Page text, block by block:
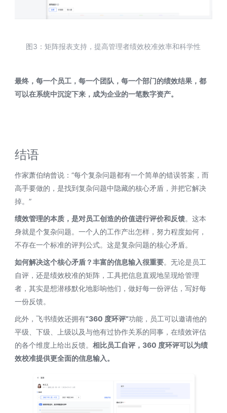
图3：矩阵报表支持，提高管理者绩效校准效率和科学性
最终，每一个员工，每一个团队，每一个部门的绩效结果，都
可以在系统中沉淀下来，成为企业的一笔数字资产。
结语
作家萧伯纳曾说：“每个复杂问题都有一个简单的错误答案，而
高手要做的，是找到复杂问题中隐藏的核心矛盾，并把它解决
掉。”
绩效管理的本质，是对员工创造的价值进行评价和反馈。这本
身就是个复杂问题。一个人的工作产出怎样，努力程度如何，
不存在一个标准的评判公式。这是复杂问题的核心矛盾。
如何解决这个核心矛盾？丰富的信息输入很重要。无论是员工
自评，还是绩效校准的矩阵，工具把信息直观地呈现给管理
者，其实是想潜移默化地影响他们，做好每一份评估，写好每
一份反馈。
此外，飞书绩效还拥有“360 度环评”功能，员工可以邀请他的
平级、下级、上级以及与他有过协作关系的同事，在绩效评估
的各个维度上给出反馈。 相比员工自评，360 度环评可以为绩
效校准提供更全面的信息输入。